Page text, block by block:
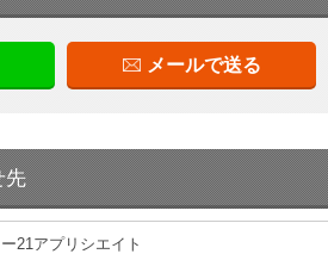
メールで送る
先
21アプリシエイト